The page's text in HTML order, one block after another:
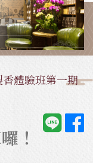
體驗班第一期
！